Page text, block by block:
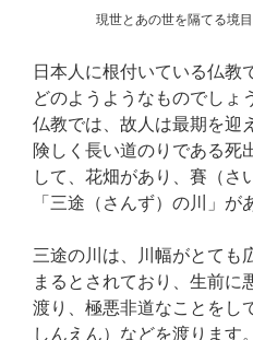
現世とあの世を隔てる境
日本人に根付いている仏教
どのようようなものでしょ
仏教では、故人は最期を迎
険しく長い道のりである死
して、花畑があり、賽（さ
「三途（さんず）の川」が
三途の川は、川幅がとても
まるとされており、生前に
渡り、極悪非道なことをし
しんえん）などを渡ります。